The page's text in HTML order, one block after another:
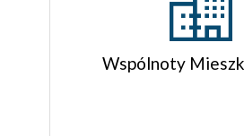
Wspólnoty